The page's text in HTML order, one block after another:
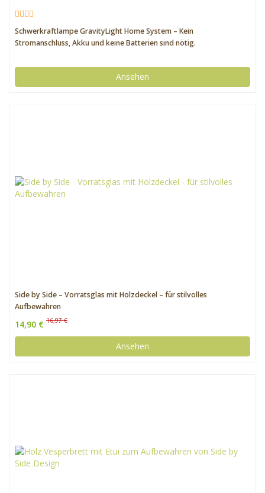
Schwerkraftlampe GravityLight Home System – Kein
Stromanschluss, Akku und keine Batterien sind nötig.
Ansehen
Side by Side – Vorratsglas mit Holzdeckel – für stilvolles
Aufbewahren
14,90 € 16,97 €
Ansehen